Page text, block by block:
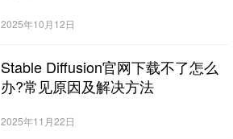
2025年10月12日
Stable Diffusion官网下载不了怎么
办?常见原因及解决方法
2025年11月22日